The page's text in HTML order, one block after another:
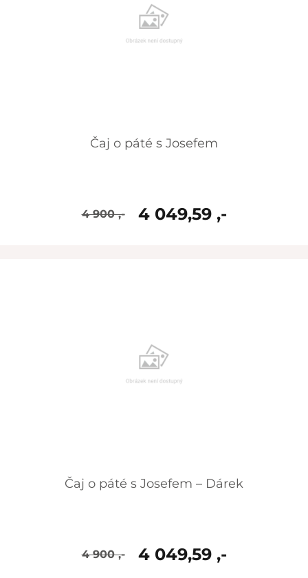
Čaj o páté s Josefem
4 900 ,- 4 049,59 ,-
Čaj o páté s Josefem – Dárek
4 900 ,- 4 049,59 ,-